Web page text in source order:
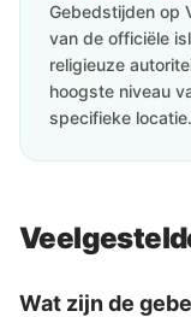
Gebedstijden op
van de officiële
religieuze
hoogste niveau
specifieke locatie.
Wat zijn de